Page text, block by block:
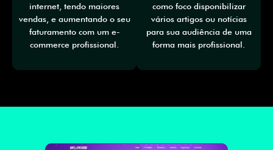
internet, tendo maiores
vendas, e aumentando o seu
faturamento com um e-
commerce profissional.
como foco disponibilizar
vários artigos ou notícias
para sua audiência de uma
forma mais profissional.